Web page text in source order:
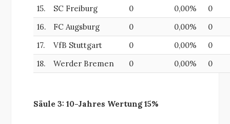
15.
SC Freiburg 0 0,00%
0
16.
FC Augsburg 0 0,00%
0
17.
VfB Stuttgart 0 0,00%
0
18.
Werder Bremen 0 0,00% 0
Säule 3: 10-Jahres Wertung 15%